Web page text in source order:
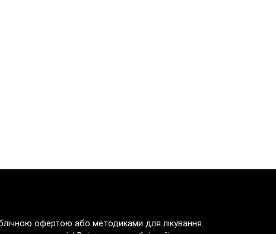
офертою або методиками для лікування.